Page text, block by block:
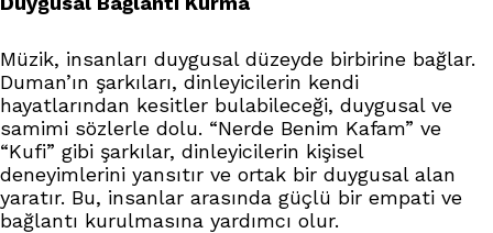
Müzik, insanları duygusal düzeyde birbirine bağlar.
Duman’ın şarkıları, dinleyicilerin kendi
hayatlarından kesitler bulabileceği, duygusal ve
samimi sözlerle dolu. “Nerde Benim Kafam” ve
“Kufi” gibi şarkılar, dinleyicilerin kişisel
deneyimlerini yansıtır ve ortak bir duygusal alan
yaratır. Bu, insanlar arasında güçlü bir empati ve
bağlantı kurulmasına yardımcı olur.